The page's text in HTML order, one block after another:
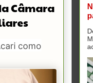
Câmara
como